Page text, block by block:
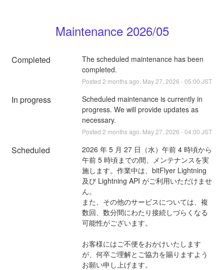
Maintenance 2026/05
Completed
The scheduled maintenance has been
completed.
Posted 2 months ago. May27 2026 -05:00 JST
In progress
Scheduled maintenance is currently in
progress. We will provide updates as
necessary.
Posted 2 months ago. May27 2026 -04:00 JST
Scheduled
2026 年 5 月 27 日（水）午前 4 時頃から
午前 5 時頃までの間、メンテナンスを実
施します。作業中は、bitFlyer Lightning
及び Lightning API がご利用いただけませ
ん。
また、その他のサービスについては、複
数回、数分間にわたり接続しづらくなる
可能性がございます。
お客様にはご不便をおかけいたします
が、何卒ご理解とご協力を賜りますよう
お願い申し上げます。